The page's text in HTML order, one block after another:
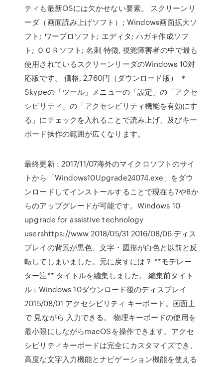
ティも最新OSには欠かせない要素。 スクリーンリ
ーダ（画面読み上げソフト）; Windows画面拡大ソ
フト; ワープロソフト; エディタ; ハガキ作成ソフ
ト; ＯＣＲソフト; 名刺 特徴, 視覚障害者の中で最も
使用されているスクリーンリーダのWindows 10対
応版です。 価格, 2,760円（ダウンロード版） ＊
Skypeの「ツール」メニューの「設定」の「アクセ
シビリティ」の「アクセシビリティ機能を有効にす
る」にチェックを入れることで読み上げ、及びキー
ボード操作の範囲が広くなります。
最終更新 : 2017/11/07海外のマイクロソフトのサイ
トから「Windows10Upgrade24074.exe」をダウ
ンロードしてインストールすることで現在も7や8か
らのアップグレードが可能です。Windows 10
upgrade for assistive technology
usershttps://www 2018/05/31 2016/08/06 ディス
プレイの背景が黒色、文字・図形が白色と以前と反
転してしまいました。元に戻すには？ **モデレー
ター注** タイトルを編集しました。 編集前タイト
ル : Windows 10ダウンロード後のディスプレイ
2015/08/01 アクセシビリティ キーボード。画面上
で 見ながら 入力できる。 物理キーボードの使用を
最小限にしながらmacOSを操作できます。アクセ
シビリティキーボードは完全にカスタマイズでき、
高度な文字入力機能とナビゲーション機能を使える